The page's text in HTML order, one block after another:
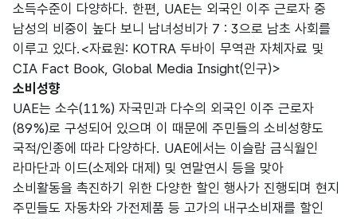
소득수준이 다양하다. 한편, UAE는 외국인 이주 근로자 중
남성의 비중이 높다 보니 남녀성비가 7 : 3으로 남초 사회를
이루고 있다.<자료원: KOTRA 두바이 무역관 자체자료 및
CIA Fact Book, Global Media Insight(인구)>
소비성향
UAE는 소수(11%) 자국민과 다수의 외국인 이주 근로자
(89%)로 구성되어 있으며 이 때문에 주민들의 소비성향도
국적/인종에 따라 다양하다. UAE에서는 이슬람 금식월인
라마단과 이드(소제와 대제) 및 연말연시 등을 맞아
소비활동을 촉진하기 위한 다양한 할인 행사가 진행되며 현지
주민들도 자동차와 가전제품 등 고가의 내구소비재를 할인